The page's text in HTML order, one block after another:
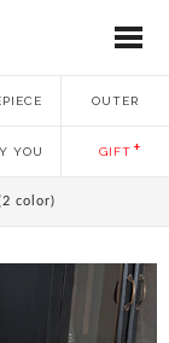
OUTER
YOU GIFT
(2 color)